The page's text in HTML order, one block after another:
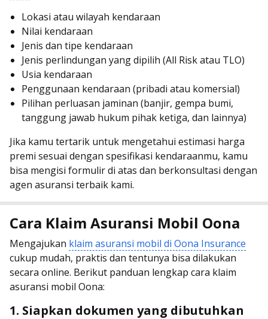
Lokasi atau wilayah kendaraan
Nilai kendaraan
Jenis dan tipe kendaraan
Jenis perlindungan yang dipilih (All Risk atau TLO)
Usia kendaraan
Penggunaan kendaraan (pribadi atau komersial)
Pilihan perluasan jaminan (banjir, gempa bumi,
tanggung jawab hukum pihak ketiga, dan lainnya)
Jika kamu tertarik untuk mengetahui estimasi harga
premi sesuai dengan spesifikasi kendaraanmu, kamu
bisa mengisi formulir di atas dan berkonsultasi dengan
agen asuransi terbaik kami.
Cara Klaim Asuransi Mobil Oona
Mengajukan klaim asuransi mobil di Oona Insurance
cukup mudah, praktis dan tentunya bisa dilakukan
secara online. Berikut panduan lengkap cara klaim
asuransi mobil Oona:
1. Siapkan dokumen yang dibutuhkan